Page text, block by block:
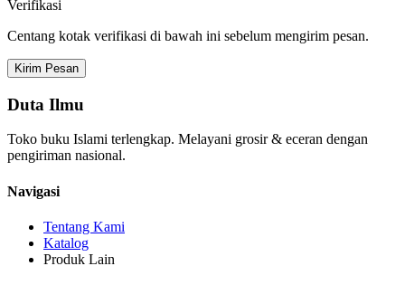
Verifikasi
Centang kotak verifikasi di bawah ini sebelum mengirim pesan.
Kirim Pesan
Duta Ilmu
Toko buku Islami terlengkap. Melayani grosir & eceran dengan
pengiriman nasional.
Navigasi
Tentang Kami
Katalog
Produk Lain